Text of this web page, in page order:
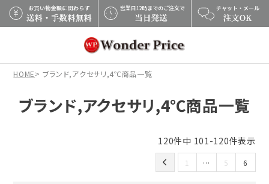
×
HOME ブランド,アクセサリ,4℃商品一覧
ブランド,アクセサリ,4℃商品一覧
120件中 101-120件表示
1 … 5 6